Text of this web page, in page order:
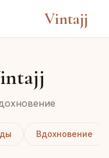
Vintajj
Вдохновение